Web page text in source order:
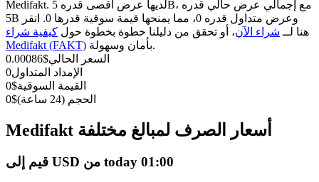
نسخ التداول
Medifakt. لديها عرض أقصى قدره 5B، مع إجمالي عرض حالي قدره
5B وعرض متداول قدره 0، مما يمنحها قيمة سوقية قدرها 0. انقر
هنا لــ شراء الآن، أو تحقق من دليلنا خطوة بخطوة حول كيفية شراء
Medifakt (FAKT)
بأمان وسهولة.
السعر الحالي$
0.00086
الإمداد المتداول0
القيمة السوقية$
0
الحجم (24 ساعة)
$
0
Medifakt أسعار الصرف لمبالغ مختلفة
قيم إلى USD من today 01:00